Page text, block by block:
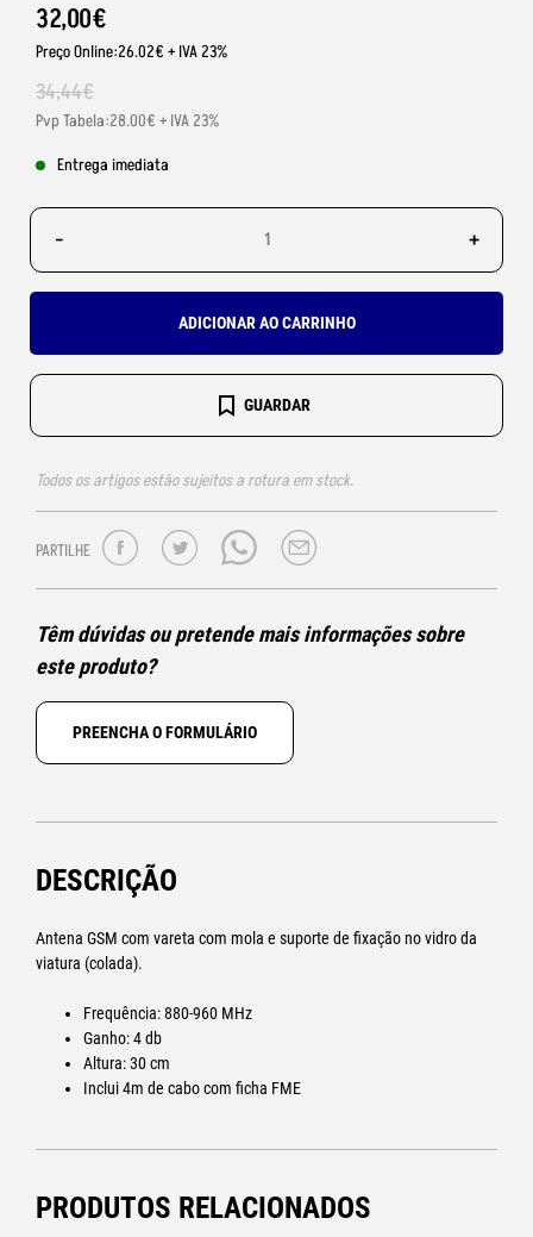
32,00€
Preço Online:26.02€ + IVA 23%
34,44€
Pvp Tabela:28.00€ + IVA 23%
Entrega imediata
- +
ADICIONAR AO CARRINHO
GUARDAR
Todos os artigos estão sujeitos a rotura em stock.
PARTILHE
Têm dúvidas ou pretende mais informações sobre
este produto?
PREENCHA O FORMULÁRIO
DESCRIÇÃO
Antena GSM com vareta com mola e suporte de fixação no vidro da
viatura (colada).
Frequência: 880-960 MHz
Ganho: 4 db
Altura: 30 cm
Inclui 4m de cabo com ficha FME
PRODUTOS RELACIONADOS